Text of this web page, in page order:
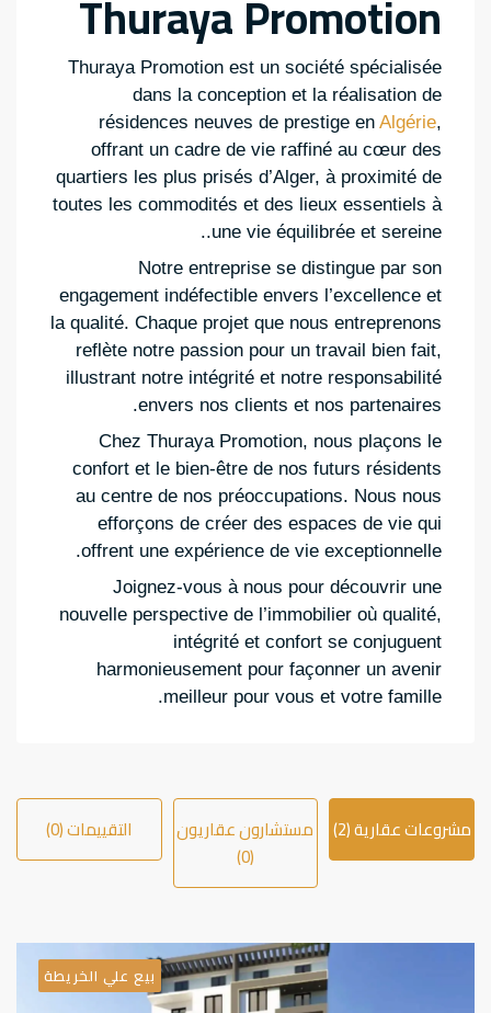
Thuraya Promotion
Thuraya Promotion est un société spécialisée
dans la conception et la réalisation de
résidences neuves de prestige en Algérie,
offrant un cadre de vie raffiné au cœur des
quartiers les plus prisés d’Alger, à proximité de
toutes les commodités et des lieux essentiels à
une vie équilibrée et sereine..
Notre entreprise se distingue par son
engagement indéfectible envers l’excellence et
la qualité. Chaque projet que nous entreprenons
reflète notre passion pour un travail bien fait,
illustrant notre intégrité et notre responsabilité
envers nos clients et nos partenaires.
Chez Thuraya Promotion, nous plaçons le
confort et le bien-être de nos futurs résidents
au centre de nos préoccupations. Nous nous
efforçons de créer des espaces de vie qui
offrent une expérience de vie exceptionnelle.
Joignez-vous à nous pour découvrir une
nouvelle perspective de l’immobilier où qualité,
intégrité et confort se conjuguent
harmonieusement pour façonner un avenir
meilleur pour vous et votre famille.
مشروعات عقارية (2)
مستشارون عقاريون
(0)
التقييمات (0)
بيع علي الخريطة